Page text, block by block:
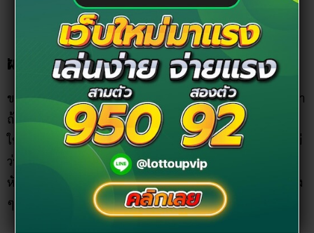
ฝันว่าโดนขโมยสร้อยคอ
ของมีค่าอีกชิ้นหนึ่งที่บรรดาหัวขโมยชอบนัก ก็คือสร้อยคอทองคำ
ถ้าใครฝันว่าสร้อยคอโดนขโมยไป หรือมีคนมาชี้ให้ถอดสร้อยคอ
ให้ระมัดระวังเรื่องอุบัติเหตุเช่นเดียวกัน ทำอะไรอย่าประมาท ไม่
ว่าจะเป็นขับรถหรือการใช้ของมีคม จะถูกเอารัดเอาเปรียบ โดน
หักหลังจากคนที่เราไว้ใจที่สุด ดังนั้นช่วงนี้ไม่ควรไว้ใจใครเลยจริง
ๆ